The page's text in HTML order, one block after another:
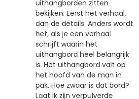
uithangborden zitten
bekijken. Eerst het verhaal,
dan de details. Anders wordt
het, als je een verhaal
schrijft waarin het
uithangbord heel belangrijk
is. Het uithangbord valt op
het hoofd van de man in
pak. Hoe zwaar is dat bord?
Laat ik zijn verpulverde